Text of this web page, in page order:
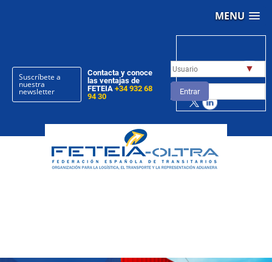
MENU
Suscríbete a
nuestra
newsletter
Contacta y conoce
las ventajas de
FETEIA+34 932 68
94 30
▼
Entrar